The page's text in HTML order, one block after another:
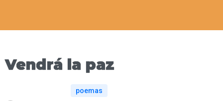
Vendrá la paz
poemas